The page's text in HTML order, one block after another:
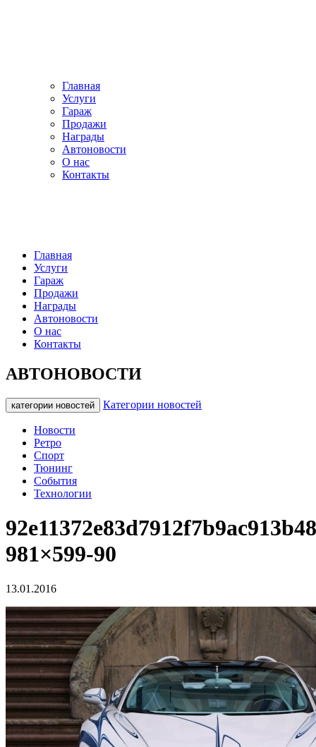
Главная
Услуги
Гараж
Продажи
Награды
Автоновости
О нас
Контакты
Главная
Услуги
Гараж
Продажи
Награды
Автоновости
О нас
Контакты
АВТОНОВОСТИ
категории новостей Категории новостей
Новости
Ретро
Спорт
Тюнинг
События
Технологии
981×599-90
13.01.2016